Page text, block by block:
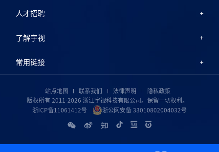
人才招聘
了解宇视
常用链接
站点地图 联系我们 法律声明
隐私政策
版权所有 2011-2026 浙江宇视科技有限公司。保留一切权利。
浙ICP备11061412号
浙公网安备 33010802004032号